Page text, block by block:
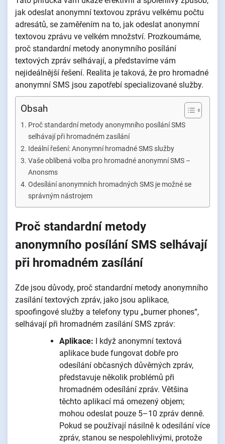
jak odeslat anonymní textovou zprávu velkému počtu
adresátů, se zaměřením na to, jak odeslat anonymní
textovou zprávu ve velkém množství. Prozkoumáme,
proč standardní metody anonymního posílání
textových zpráv selhávají, a představíme vám
nejideálnější řešení. Realita je taková, že pro hromadné
anonymní SMS jsou zapotřebí specializované služby.
Obsah
Proč standardní metody anonymního posílání SMS
selhávají při hromadném zasílání
Ideální řešení: Anonymní hromadné SMS služby
Vaše oblíbená volba pro hromadné anonymní SMS –
Anonsms
Odesílání anonymních hromadných SMS je možné se
správným nástrojem
Proč standardní metody
anonymního posílání SMS selhávají
při hromadném zasílání
Zde jsou důvody, proč standardní metody anonymního
zasílání textových zpráv, jako jsou aplikace,
spoofingové služby a telefony typu „burner phones“,
selhávají při hromadném zasílání SMS zpráv:
Aplikace: I když anonymní textová
aplikace bude fungovat dobře pro
odesílání občasných důvěrných zpráv,
představuje několik problémů při
hromadném odesílání zpráv. Většina
těchto aplikací má omezený objem;
mohou odeslat pouze 5–10 zpráv denně.
Pokud se používají násilně k odesílání více
zpráv, stanou se nespolehlivými, protože